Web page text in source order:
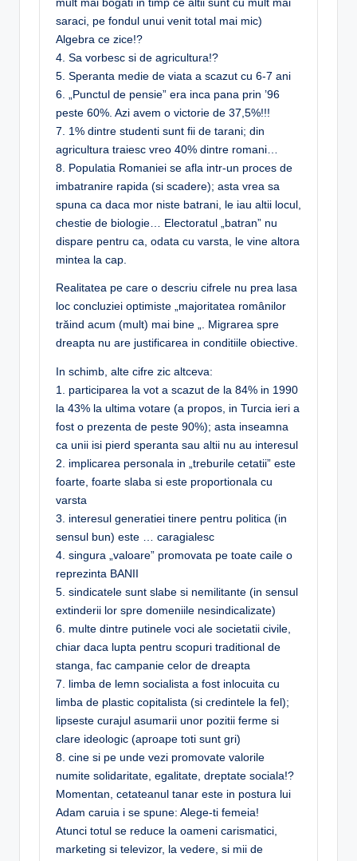
mult mai bogati in timp ce altii sunt cu mult mai
saraci, pe fondul unui venit total mai mic)
Algebra ce zice!?
4. Sa vorbesc si de agricultura!?
5. Speranta medie de viata a scazut cu 6-7 ani
6. „Punctul de pensie” era inca pana prin ’96
peste 60%. Azi avem o victorie de 37,5%!!!
7. 1% dintre studenti sunt fii de tarani; din
agricultura traiesc vreo 40% dintre romani…
8. Populatia Romaniei se afla intr-un proces de
imbatranire rapida (si scadere); asta vrea sa
spuna ca daca mor niste batrani, le iau altii locul,
chestie de biologie… Electoratul „batran” nu
dispare pentru ca, odata cu varsta, le vine altora
mintea la cap.
Realitatea pe care o descriu cifrele nu prea lasa
loc concluziei optimiste „majoritatea românilor
trăind acum (mult) mai bine „. Migrarea spre
dreapta nu are justificarea in conditiile obiective.
In schimb, alte cifre zic altceva:
1. participarea la vot a scazut de la 84% in 1990
la 43% la ultima votare (a propos, in Turcia ieri a
fost o prezenta de peste 90%); asta inseamna
ca unii isi pierd speranta sau altii nu au interesul
2. implicarea personala in „treburile cetatii” este
foarte, foarte slaba si este proportionala cu
varsta
3. interesul generatiei tinere pentru politica (in
sensul bun) este … caragialesc
4. singura „valoare” promovata pe toate caile o
reprezinta BANII
5. sindicatele sunt slabe si nemilitante (in sensul
extinderii lor spre domeniile nesindicalizate)
6. multe dintre putinele voci ale societatii civile,
chiar daca lupta pentru scopuri traditional de
stanga, fac campanie celor de dreapta
7. limba de lemn socialista a fost inlocuita cu
limba de plastic copitalista (si credintele la fel);
lipseste curajul asumarii unor pozitii ferme si
clare ideologic (aproape toti sunt gri)
8. cine si pe unde vezi promovate valorile
numite solidaritate, egalitate, dreptate sociala!?
Momentan, cetateanul tanar este in postura lui
Adam caruia i se spune: Alege-ti femeia!
Atunci totul se reduce la oameni carismatici,
marketing si televizor, la vedere, si mii de